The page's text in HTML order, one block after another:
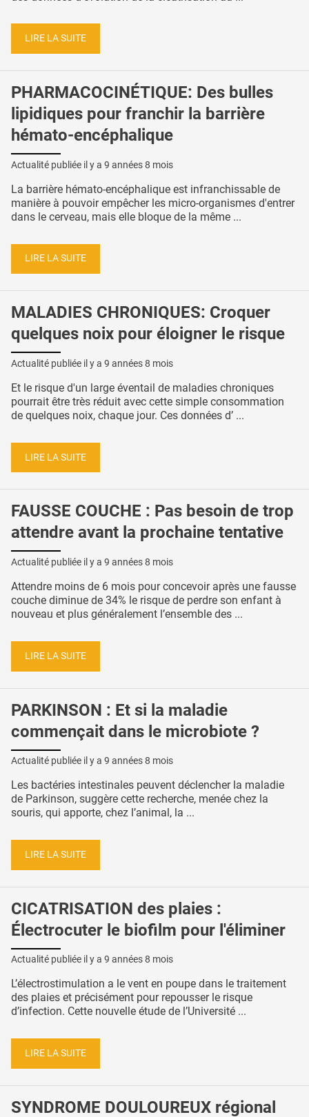
LIRE LA SUITE
PHARMACOCINÉTIQUE: Des bulles
lipidiques pour franchir la barrière
hémato-encéphalique
Actualité publiée il y a 9 années 8 mois
La barrière hémato-encéphalique est infranchissable de
manière à pouvoir empêcher les micro-organismes d'entrer
dans le cerveau, mais elle bloque de la même ...
LIRE LA SUITE
MALADIES CHRONIQUES: Croquer
quelques noix pour éloigner le risque
Actualité publiée il y a 9 années 8 mois
Et le risque d'un large éventail de maladies chroniques
pourrait être très réduit avec cette simple consommation
de quelques noix, chaque jour. Ces données d’ ...
LIRE LA SUITE
FAUSSE COUCHE : Pas besoin de trop
attendre avant la prochaine tentative
Actualité publiée il y a 9 années 8 mois
Attendre moins de 6 mois pour concevoir après une fausse
couche diminue de 34% le risque de perdre son enfant à
nouveau et plus généralement l’ensemble des ...
LIRE LA SUITE
PARKINSON : Et si la maladie
commençait dans le microbiote ?
Actualité publiée il y a 9 années 8 mois
Les bactéries intestinales peuvent déclencher la maladie
de Parkinson, suggère cette recherche, menée chez la
souris, qui apporte, chez l’animal, la ...
LIRE LA SUITE
CICATRISATION des plaies :
Électrocuter le biofilm pour l'éliminer
Actualité publiée il y a 9 années 8 mois
L’électrostimulation a le vent en poupe dans le traitement
des plaies et précisément pour repousser le risque
d’infection. Cette nouvelle étude de l’Université ...
LIRE LA SUITE
SYNDROME DOULOUREUX régional